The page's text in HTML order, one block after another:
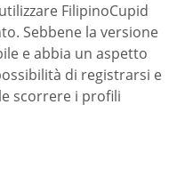
FilipinoCupid
Sebbene la versione
e abbia un aspetto
di registrarsi e
scorrere i profili